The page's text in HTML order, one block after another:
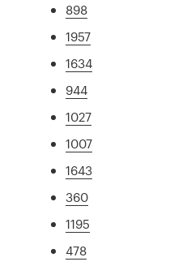
898
1957
1634
944
1027
1007
1643
360
1195
478